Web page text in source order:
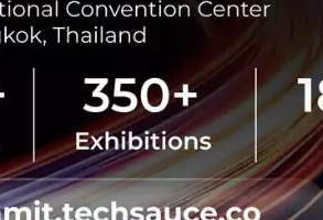
ที่ประกอบไปด้วย 7 เป้าหมายร่วมกัน
นในประเทศไทย (Inbound) และการดึ
ามาดำเนินธุรกิจภายในประเทศมากขึ้น
ซึ่งจะเป็นประตูสู่โอกาสใน
ษฐกิจและส่งผลให้เกิดเม็ดเงินการลง
ภาครัฐบาล เอกชน ผู้ประกอบการ ตล
ยีทั้งหมด